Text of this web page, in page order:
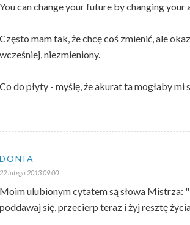
You can change your future by changing your
Często mam tak, że chcę coś zmienić, ale
wcześniej, niezmieniony.
Co do płyty - myślę, że akurat ta mogłaby
DONIA
22 lutego 2013 09:00
Moim ulubionym cytatem są słowa Mistrza:
poddawaj się, przecierp teraz i żyj resztę